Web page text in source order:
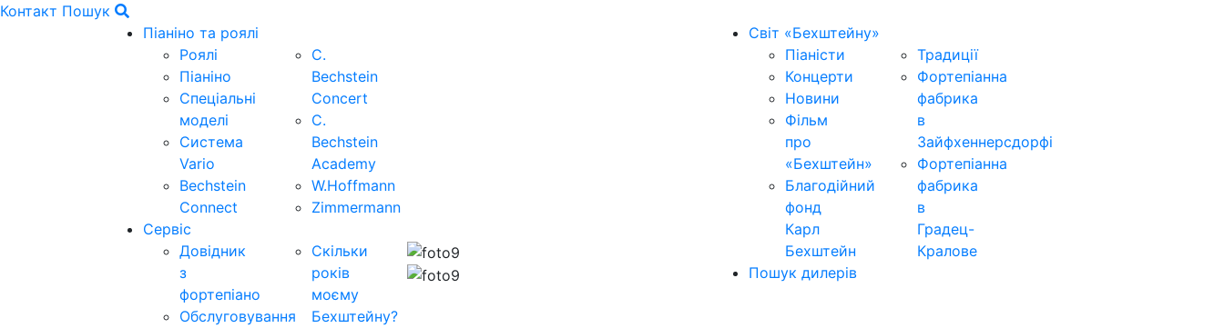
Контакт Пошук
Піаніно та роялі
Роялі
Піаніно
Спеціальні
моделі
Система
Vario
Bechstein
Connect
C.
Bechstein
Concert
C.
Bechstein
Academy
W.Hoffmann
Zimmermann
Сервіс
Довідник
з
фортепіано
Обслуговування
Скільки
років
моєму
Бехштейну?
Світ «Бехштейну»
Піаністи
Концерти
Новини
Фільм
про
«Бехштейн»
Благодійний
фонд
Карл
Бехштейн
Традиції
Фортепіанна
фабрика
в
Зайфхеннерсдорфi
Фортепіанна
фабрика
в
Градец-
Кралове
Пошук дилерів